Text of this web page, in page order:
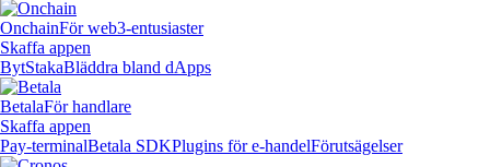
OnchainFör web3-entusiaster
Skaffa appen
BytStakaBläddra bland dApps
BetalaFör handlare
Skaffa appen
Pay-terminalBetala SDKPlugins för e-handelFörutsägelser